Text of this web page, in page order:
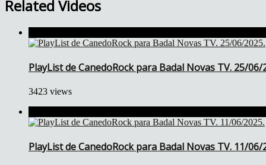
Related Videos
PlayList de CanedoRock para Badal Novas TV. 25/06/
3423 views
PlayList de CanedoRock para Badal Novas TV. 11/06/